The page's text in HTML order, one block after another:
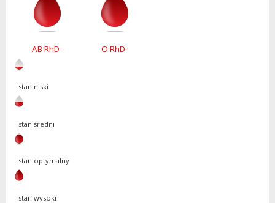
AB RhD- O RhD-
stan niski
stan średni
stan optymalny
stan wysoki